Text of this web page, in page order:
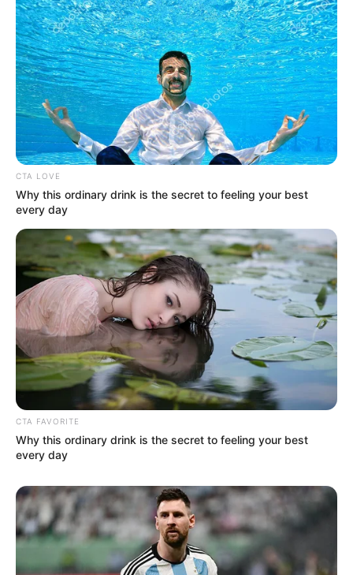
CTA LOVE
Why this ordinary drink is the secret to feeling your best
every day
CTA FAVORITE
Why this ordinary drink is the secret to feeling your best
every day